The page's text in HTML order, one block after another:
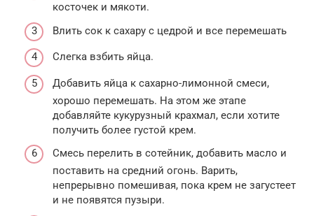
косточек и мякоти.
Влить сок к сахару с цедрой и все перемешать
Слегка взбить яйца.
Добавить яйца к сахарно-лимонной смеси,
хорошо перемешать. На этом же этапе
добавляйте кукурузный крахмал, если хотите
получить более густой крем.
Смесь перелить в сотейник, добавить масло и
поставить на средний огонь. Варить,
непрерывно помешивая, пока крем не загустеет
и не появятся пузыри.